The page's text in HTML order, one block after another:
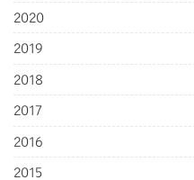
2020
2019
2018
2017
2016
2015